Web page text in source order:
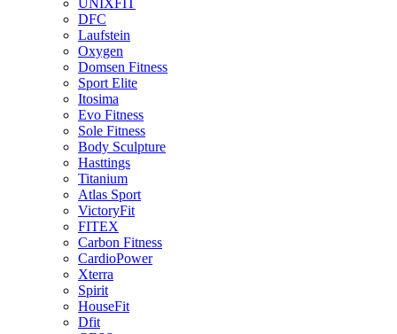
DFC
Laufstein
Oxygen
Domsen Fitness
Sport Elite
Itosima
Evo Fitness
Sole Fitness
Body Sculpture
Hasttings
Titanium
Atlas Sport
VictoryFit
FITEX
Carbon Fitness
CardioPower
Xterra
Spirit
HouseFit
Dfit